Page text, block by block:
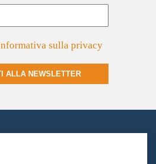
sulla privacy
ALLA NEWSLETTER